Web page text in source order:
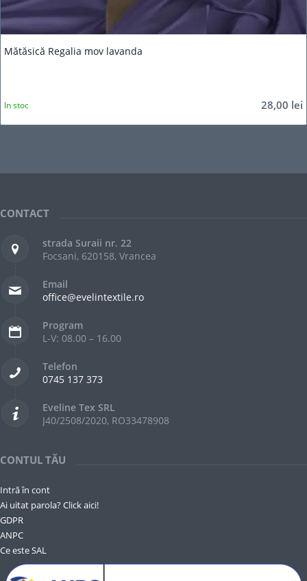
Mătăsică Regalia mov lavanda
28,00 lei
In stoc
CONTACT
strada Suraii nr. 22
Focsani, 620158, Vrancea
Email
office@evelintextile.ro
Program
L-V: 08.00 – 16.00
Telefon
0745 137 373
Eveline Tex SRL
J40/2508/2020, RO33478908
CONTUL TĂU
Intră în cont
Ai uitat parola? Click aici!
GDPR
ANPC
Ce este SAL